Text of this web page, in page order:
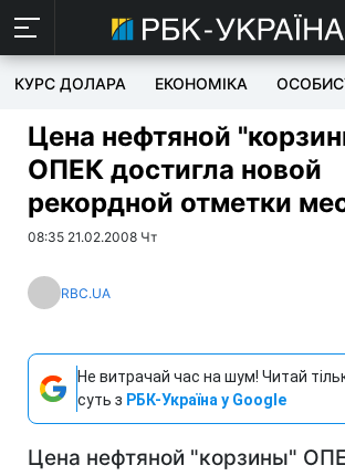
КУРС ДОЛАРА ЕКОНОМІКА
Цена нефтяной
ОПЕК достигла новой
рекордной отметки
08:35 21.02.2008 Чт
RBC.UA
Не витрачай час на шум! Читай
суть з РБК-Україна у Google
Цена нефтяной "корзины"